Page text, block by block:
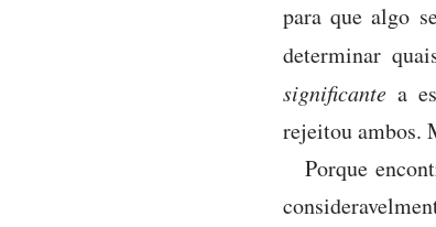
para que algo
determinar
significante a
rejeitou ambos.
Porque